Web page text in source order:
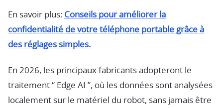
En savoir plus: Conseils pour améliorer la
confidentialité de votre téléphone portable grâce à
des réglages simples.
En 2026, les principaux fabricants adopteront le
traitement “ Edge AI ”, où les données sont analysées
localement sur le matériel du robot, sans jamais être